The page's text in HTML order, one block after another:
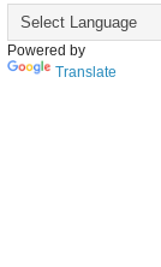
Powered by
Translate